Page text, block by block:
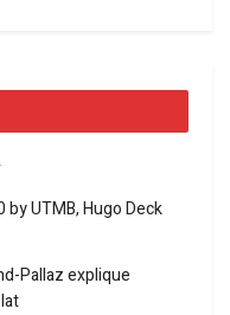
UTMB, Hugo Deck
Pallaz explique